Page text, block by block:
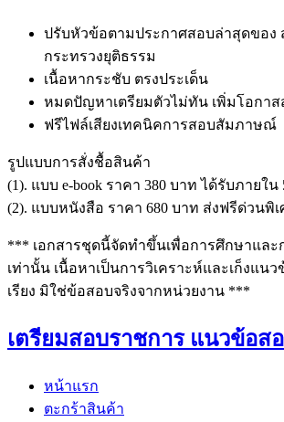
ปรับหัวข้อตามประกาศสอบล่าสุดของ
กระทรวงยุติธรรม
เนื้อหากระชับ ตรงประเด็น
หมดปัญหาเตรียมตัวไม่ทัน เพิ่มโอกา
ฟรีไฟล์เสียงเทคนิคการสอบสัมภาษณ์
รูปแบบการสั่งชื้อสินค้า
(1). แบบ e-book ราคา 380 บาท ได้รับภายใน
(2). แบบหนังสือ ราคา 680 บาท ส่งฟรีด่วนพิเ
*** เอกสารชุดนี้จัดทำขึ้นเพื่อการศึกษาและ
เท่านั้น เนื้อหาเป็นการวิเคราะห์และเก็งแนว
เรียง มิใช่ข้อสอบจริงจากหน่วยงาน ***
เตรียมสอบราชการ แนวข้อส
หน้าแรก
ตะกร้าสินค้า